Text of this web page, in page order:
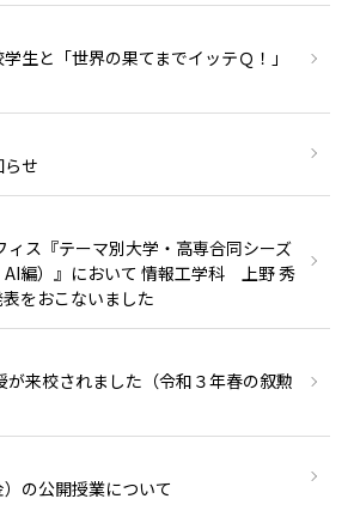
生と「世界の果てまでイッテＱ！」
せ
ィス『テーマ別大学・高専合同シーズ
AI編）』において 情報工学科 上野 秀
をおこないました
が来校されました（令和３年春の叙勲
の公開授業について